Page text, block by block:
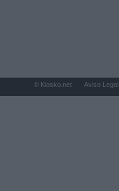
© Kiosko.net Aviso Legal